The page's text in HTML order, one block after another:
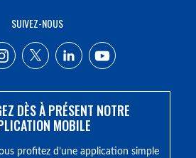
SUIVEZ-NOUS
DÈS À PRÉSENT NOTRE
MOBILE
profitez d’une application simple